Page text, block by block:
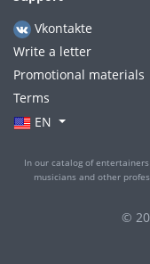
Vkontakte
Write a letter
Promotional materials
Terms
EN
In our catalog of
musicians and other
©